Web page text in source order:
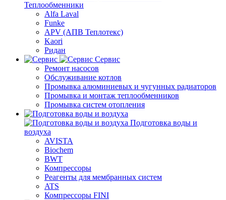
Теплообменники
Alfa Laval
Funke
APV (АПВ Теплотекс)
Kaori
Ридан
Сервис
Ремонт насосов
Обслуживание котлов
Промывка алюминиевых и чугунных радиаторов
Промывка и монтаж теплообменников
Промывка систем отопления
Подготовка воды и
воздуха
AVISTA
Biochem
BWT
Компрессоры
Реагенты для мембранных систем
ATS
Компрессоры FINI